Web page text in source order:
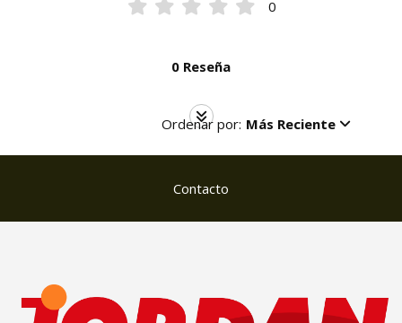
0
0 Reseña
Ordenar por: Más Reciente
Contacto